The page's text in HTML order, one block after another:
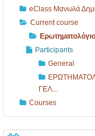
eClass Μανωλά
Current course
Participants
General
ΓΕΛ...
Courses